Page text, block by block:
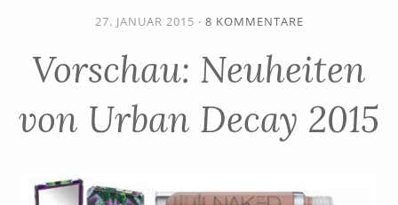
27. JANUAR 2015 · 8 KOMMENTARE
Vorschau: Neuheiten
von Urban Decay 2015